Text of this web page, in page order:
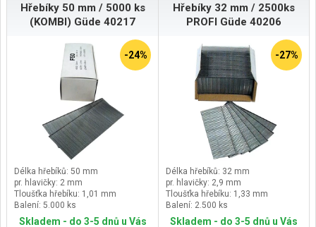
Hřebíky 50 mm / 5000 ks
(KOMBI) Güde 40217
-24%
Délka hřebíků: 50 mm
pr. hlavičky: 2 mm
Tloušťka hřebíku: 1,01 mm
Balení: 5.000 ks
Skladem - do 3-5 dnů u Vás
Hřebíky 32 mm / 2500ks
PROFI Güde 40206
-27%
Délka hřebíků: 32 mm
pr. hlavičky: 2,9 mm
Tloušťka hřebíku: 1,33 mm
Balení: 2.500 ks
Skladem - do 3-5 dnů u Vás